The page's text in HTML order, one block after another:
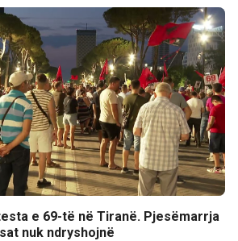
e 69-të në Tiranë. Pjesëmarrja
nuk ndryshojnë